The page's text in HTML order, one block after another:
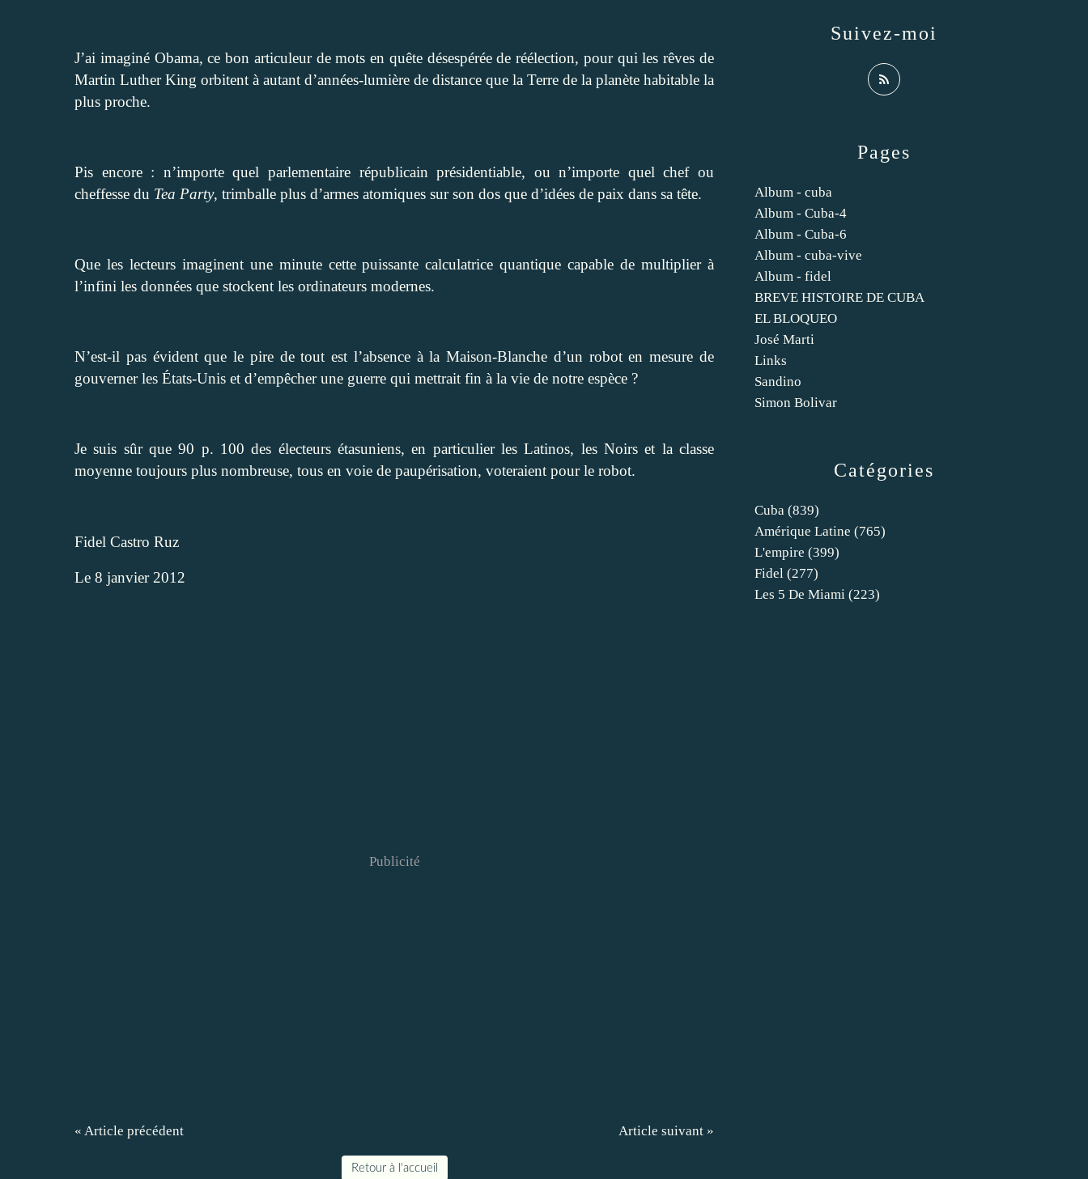
J’ai imaginé Obama, ce bon articuleur de mots en quête désespérée de réélection, pour qui les rêves de
Martin Luther King orbitent à autant d’années-lumière de distance que la Terre de la planète habitable la
plus proche.
Pis encore : n’importe quel parlementaire républicain présidentiable, ou n’importe quel chef ou
cheffesse du Tea Party, trimballe plus d’armes atomiques sur son dos que d’idées de paix dans sa tête.
Que les lecteurs imaginent une minute cette puissante calculatrice quantique capable de multiplier à
l’infini les données que stockent les ordinateurs modernes.
N’est-il pas évident que le pire de tout est l’absence à la Maison-Blanche d’un robot en mesure de
gouverner les États-Unis et d’empêcher une guerre qui mettrait fin à la vie de notre espèce ?
Je suis sûr que 90 p. 100 des électeurs étasuniens, en particulier les Latinos, les Noirs et la classe
moyenne toujours plus nombreuse, tous en voie de paupérisation, voteraient pour le robot.
Fidel Castro Ruz
Le 8 janvier 2012
Publicité
« Article précédent Article suivant »
Retour à l'accueil
Catégories
Cuba (839)
Amérique Latine (765)
L'empire (399)
Fidel (277)
Les 5 De Miami (223)
Pages
Album - cuba
Album - Cuba-4
Album - Cuba-6
Album - cuba-vive
Album - fidel
BREVE HISTOIRE DE CUBA
EL BLOQUEO
José Marti
Links
Sandino
Simon Bolivar
Suivez-moi